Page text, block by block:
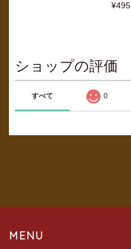
¥495
ショップの評価
すべて 0
MENU